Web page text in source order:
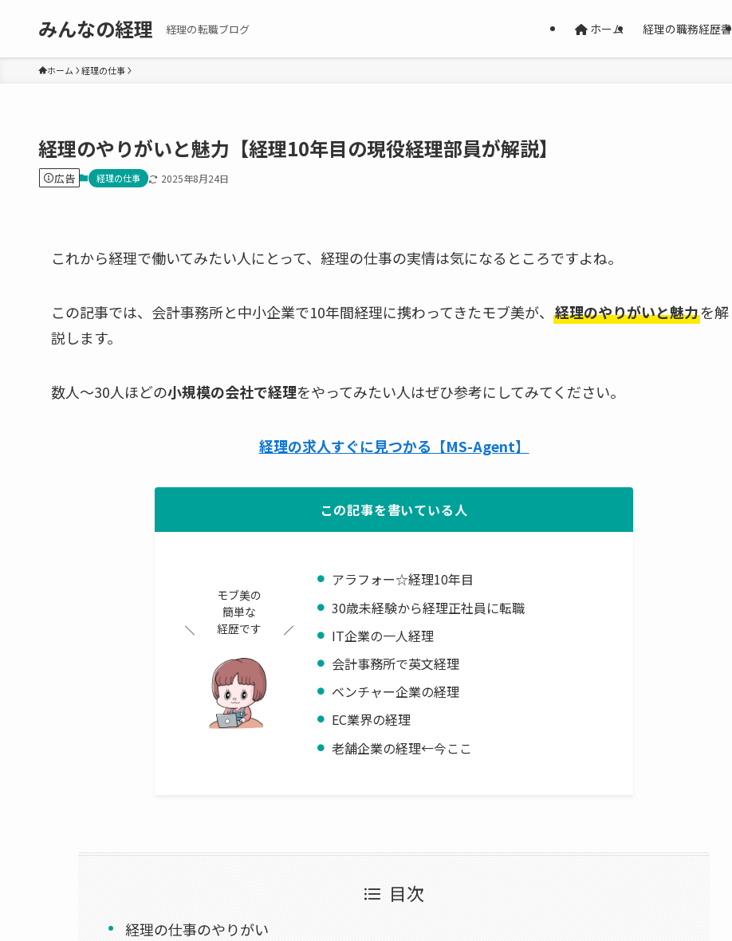
みんなの経理 経理の転職ブログ ホーム 経理の職務経歴書
ホーム 経理の仕事
経理のやりがいと魅力【経理10年目の現役経理部員が解説】
広告 経理の仕事 2025年8月24日
これから経理で働いてみたい人にとって、経理の仕事の実情は気になるところですよね。
この記事では、会計事務所と中小企業で10年間経理に携わってきたモブ美が、 経理のやりがいと魅力を解
説します。
数人～30人ほどの小規模の会社で経理をやってみたい人はぜひ参考にしてみてください。
経理の求人すぐに見つかる【MS-Agent】
この記事を書いている人
アラフォー☆経理10年目
30歳未経験から経理正社員に転職
IT企業の一人経理
会計事務所で英文経理
ベンチャー企業の経理
EC業界の経理
老舗企業の経理←今ここ
モブ美の
簡単な
経歴です
目次
経理の仕事のやりがい